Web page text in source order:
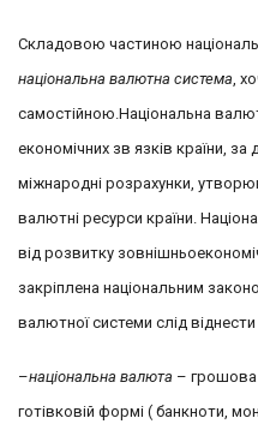
Складовою частиною
національна валютна система,
самостійною.Національна
економічних зв язків країни,
міжнародні розрахунки,
валютні ресурси країни.
від розвитку
закріплена національним
валютної системи слід
–національна валюта – грошова
готівковій формі ( банкноти,